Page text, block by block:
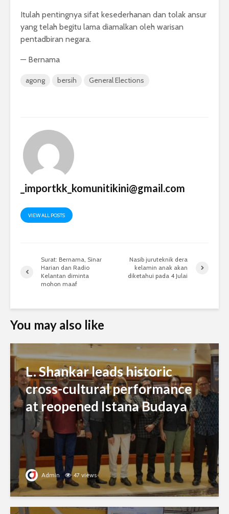
Itulah pentingnya sifat kesederhanan dan tolak ansur
yang telah begitu lama diamalkan oleh warisan
pentadbiran negara.
— Bernama
agong bersih General Elections
_importkk_komunitikini@gmail.com
VIEW ALL POSTS
Surat: Bernama, Sinar
Harian dan Radio
Kelantan diminta
mohon maaf
Nasib juruteknik dera
kelamin anak akan
diketahui pada 4 Julai
You may also like
L. Shankar leads historic
cross-cultural performance
at reopened Istana Budaya
Admin 47 views